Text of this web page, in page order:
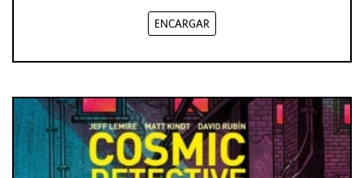
ENCARGAR